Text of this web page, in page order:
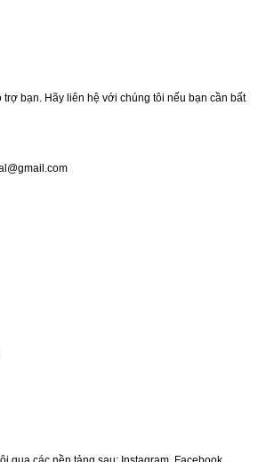
bạn. Hãy liên hệ với chúng tôi nếu bạn cần bất